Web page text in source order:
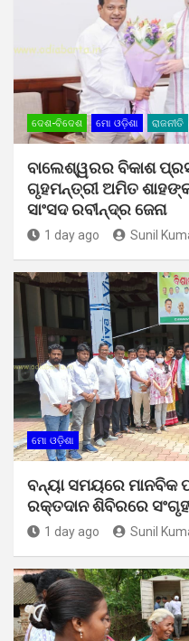
ଦେଶ-ବିଦେଶ ମୋ ଓଡ଼ିଶା ରାଜନୀତି
ବାଲେଶ୍ୱରର ବିକାଶ
ଗୃହମନ୍ତ୍ରୀ ଅମିତ
ସାଂସଦ ରବୀନ୍ଦ୍ର ଜେନା
1 day ago Sunil
ମୋ ଓଡ଼ିଶା
ବନ୍ୟା ସମୟରେ ମାନବିକ
ରକ୍ତଦାନ ଶିବିରରେ
1 day ago Sunil